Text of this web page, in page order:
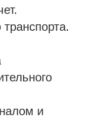
транспорта.
и